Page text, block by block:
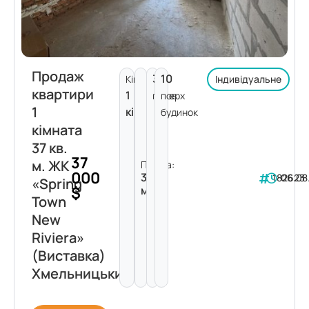
Продаж
квартири
1
кімната
37 кв.
м. ЖК
«Spring
Town
New
Riviera»
(Виставка)
Хмельницький
37
000
$
Кімнат:
1
кімната
Площа:
37
м²
3
поверх
10
пов.
будинок
Індивідуальне
182623